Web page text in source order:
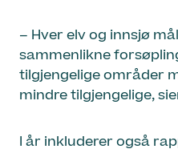
– Hver elv og innsjø
sammenlikne
tilgjengelige områder
mindre tilgjengelige,
I år inkluderer også